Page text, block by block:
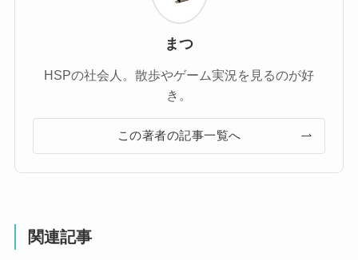
まつ
HSPの社会人。散歩やゲーム実況を見るのが好
き。
この著者の記事一覧へ
関連記事